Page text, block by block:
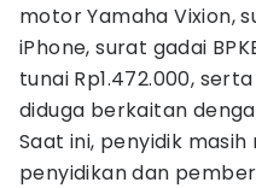
motor Yamaha Vixion,
iPhone, surat gadai
tunai Rp1.472.000,
diduga berkaitan
Saat ini, penyidik
penyidikan dan